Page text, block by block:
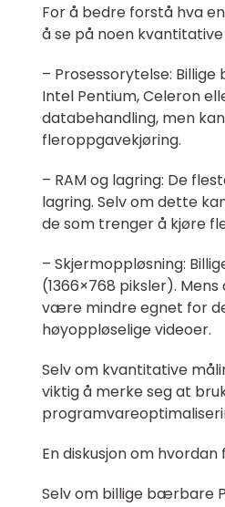
For å bedre forstå hva
å se på noen
– Prosessorytelse:
Intel Pentium, Celeron
databehandling, men
fleroppgavekjøring.
– RAM og lagring: De
lagring. Selv om dette
de som trenger å kjøre
– Skjermoppløsning:
(1366×768 piksler).
være mindre egnet for
høyoppløselige videoer.
Selv om kvantitative
viktig å merke seg at
En diskusjon om
Selv om billige bærbare